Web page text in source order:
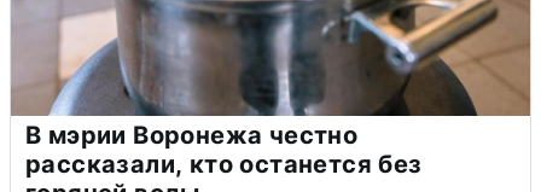
В мэрии Воронежа честно
рассказали, кто останется без